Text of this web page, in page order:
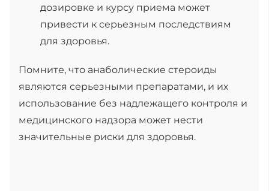
дозировке и курсу приема может
привести к серьезным последствиям
для здоровья.
Помните, что анаболические стероиды
являются серьезными препаратами, и их
использование без надлежащего контроля и
медицинского надзора может нести
значительные риски для здоровья.